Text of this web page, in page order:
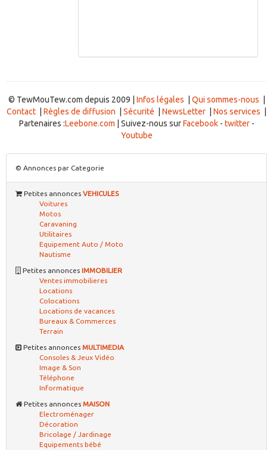
© TewMouTew.com depuis 2009 | Infos légales Qui sommes-nous
Contact
Règles de diffusion Sécurité NewsLetter Nos services
Partenaires :Leebone.com | Suivez-nous surFacebook- twitter-
Youtube
© Annonces par Categorie
Petites annonces VEHICULES
Voitures
Motos
Caravaning
Utilitaires
Equipement Auto / Moto
Nautisme
Petites annonces IMMOBILIER
Ventes immobilieres
Locations
Colocations
Locations de vacances
Bureaux & Commerces
Terrain
Petites annonces MULTIMEDIA
Consoles & Jeux Vidéo
Image & Son
Téléphone
Informatique
Petites annonces MAISON
Electroménager
Décoration
Bricolage / Jardinage
Equipements bébé